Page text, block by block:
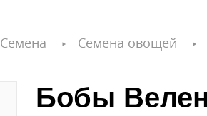
Семена Семена овощей
Бобы